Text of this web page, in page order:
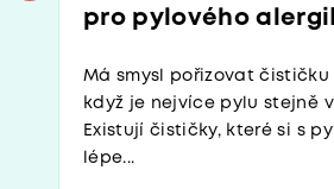
pro pylového
Má smysl pořizovat čističku
když je nejvíce pylu stejně
Existují čističky, které si s
lépe...